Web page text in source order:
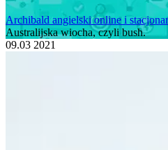
Archibald angielski online i
Australijska wiocha, czyli bush.
09.03 2021